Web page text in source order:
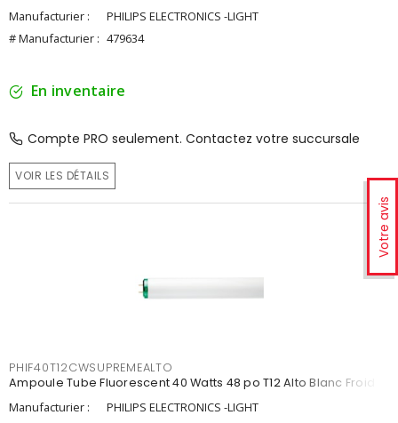
Votre avis
Manufacturier :
PHILIPS ELECTRONICS -LIGHT
# Manufacturier : 479634
En inventaire
Compte PRO seulement. Contactez votre succursale
VOIR LES DÉTAILS
PHIF40T12CWSUPREMEALTO
Ampoule Tube Fluorescent 40 Watts 48 po T12 Alto Blanc Froid
Manufacturier :
PHILIPS ELECTRONICS -LIGHT